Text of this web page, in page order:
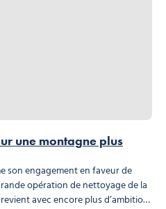
une montagne plus
son engagement en faveur de
opération de nettoyage de la
avec encore plus d’ambition